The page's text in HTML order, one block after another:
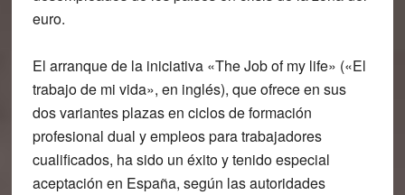
euro.
El arranque de la iniciativa «The Job of my life» («El
trabajo de mi vida», en inglés), que ofrece en sus
dos variantes plazas en ciclos de formación
profesional dual y empleos para trabajadores
cualificados, ha sido un éxito y tenido especial
aceptación en España, según las autoridades